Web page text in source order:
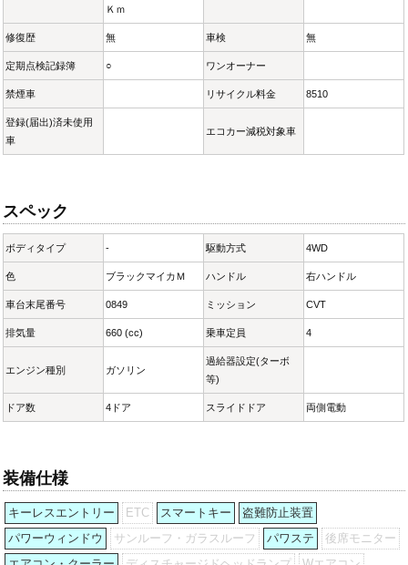
Ｋｍ
修復歴 無 車検 無
定期点検記録簿 ○ ワンオーナー
禁煙車 リサイクル料金 8510
登録(届出)済未使用
車
エコカー減税対象車
スペック
ボディタイプ - 駆動方式 4WD
色 ブラックマイカＭ ハンドル 右ハンドル
車台末尾番号 0849 ミッション CVT
排気量 660 (cc) 乗車定員 4
エンジン種別 ガソリン
過給器設定(ターボ
等)
ドア数 4ドア スライドドア 両側電動
装備仕様
キーレスエントリー ETC スマートキー
盗難防止装置
パワーウィンドウ
サンルーフ・ガラスルーフ パワステ
後席モニター